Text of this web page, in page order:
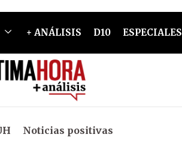
+ ANÁLISIS D10 ESPECIALES
Noticias positivas